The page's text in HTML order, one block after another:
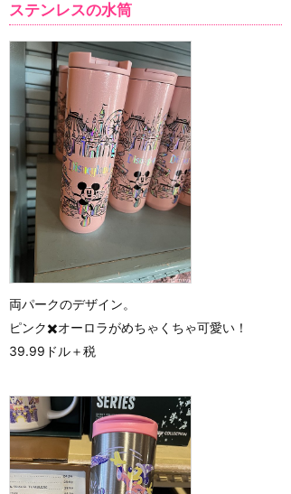
ステンレスの水筒
両パークのデザイン。
ピンク✖️オーロラがめちゃくちゃ可愛い！
39.99ドル＋税